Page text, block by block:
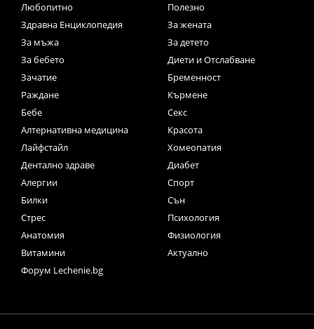
Любопитно
Полезно
Здравна Енциклопедия
За жената
За мъжа
За детето
За бебето
Диети и Отслабване
Зачатие
Бременност
Раждане
Кърмене
Бебе
Секс
Алтернативна медицина
Красота
Лайфстайл
Хомеопатия
Дентално здраве
Диабет
Алергии
Спорт
Билки
Сън
Стрес
Психология
Анатомия
Физиология
Витамини
Актуално
Форум Lechenie.bg